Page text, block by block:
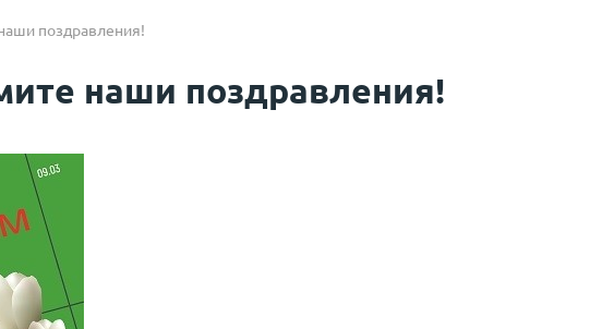
поздравления!
наши поздравления!